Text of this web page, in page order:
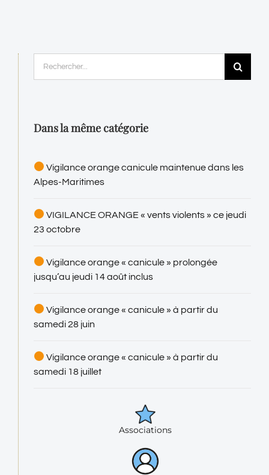
Dans la même catégorie
Vigilance orange canicule maintenue dans les
Alpes-Maritimes
VIGILANCE ORANGE « vents violents » ce jeudi
23 octobre
Vigilance orange « canicule » prolongée
jusqu’au jeudi 14 août inclus
Vigilance orange « canicule » à partir du
samedi 28 juin
Vigilance orange « canicule » à partir du
samedi 18 juillet
Associations